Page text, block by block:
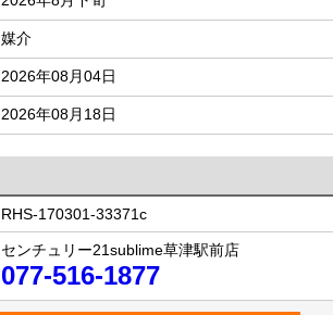
媒介
2026年08月04日
2026年08月18日
RHS-170301-33371c
センチュリー21sublime草津駅前店
077-516-1877